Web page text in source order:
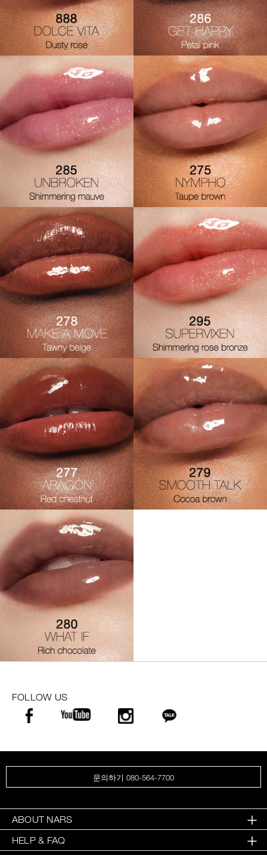
FOLLOW US
문의하기 080-564-7700
ABOUT NARS
HELP & FAQ